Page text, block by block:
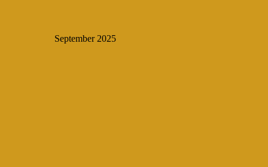
September 2025